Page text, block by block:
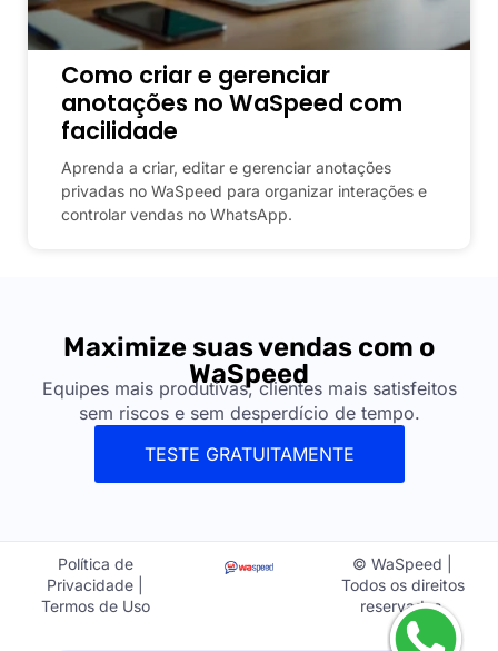
Como criar e gerenciar
anotações no WaSpeed com
facilidade
Aprenda a criar, editar e gerenciar anotações
privadas no WaSpeed para organizar interações e
controlar vendas no WhatsApp.
Maximize suas vendas com o
WaSpeed
Equipes mais produtivas, clientes mais satisfeitos
sem riscos e sem desperdício de tempo.
TESTE GRATUITAMENTE
Política de
Privacidade |
Termos de Uso
© WaSpeed |
Todos os direitos
reservados.